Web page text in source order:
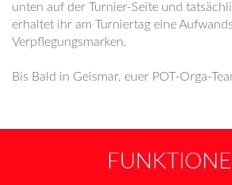
unten auf der Turnier-Seite und
erhaltet ihr am Turniertag eine
Verpflegungsmarken.
Bis Bald in Geismar, euer POT-Orga-